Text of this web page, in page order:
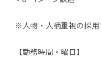
※人物・人柄重視の採用
【勤務時間・曜日】